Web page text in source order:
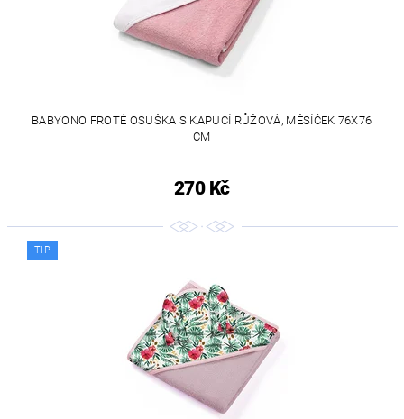
BABYONO FROTÉ OSUŠKA S KAPUCÍ RŮŽOVÁ, MĚSÍČEK 76X76
CM
270 Kč
TIP